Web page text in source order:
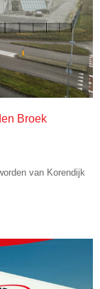
Broek
van Korendijk